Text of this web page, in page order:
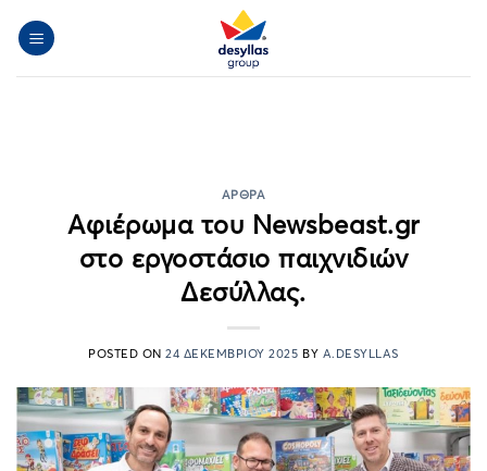
στο
ΆΡΘΡΑ
Αφιέρωμα του Newsbeast.gr
στο εργοστάσιο παιχνιδιών
Δεσύλλας.
POSTED ON24 ΔΕΚΕΜΒΡΊΟΥ 2025 BY A.DESYLLAS